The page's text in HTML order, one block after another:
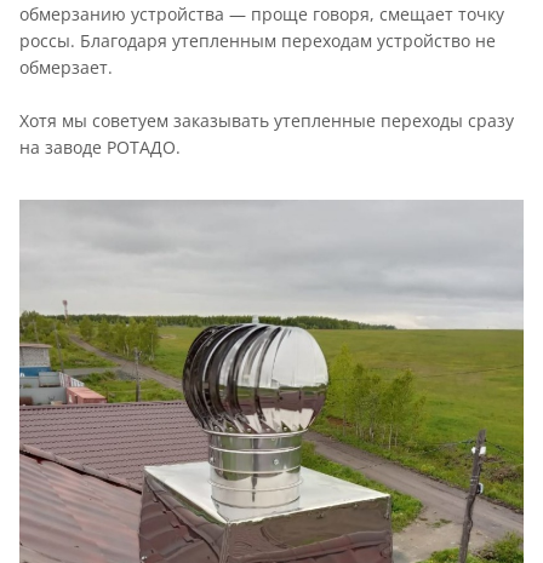
обмерзанию устройства — проще говоря, смещает точку
россы. Благодаря утепленным переходам устройство не
обмерзает.
Хотя мы советуем заказывать утепленные переходы сразу
на заводе РОТАДО.